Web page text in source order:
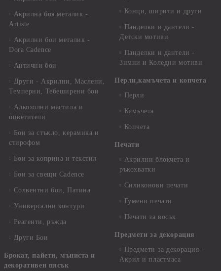
Акрилна боя металик -
Artiste
Акрилни бои металик -
Dora Cadence
Антични бои
Други - Акрилни, Маслени,
Темперни, Тебеширени бои
Алкохолни мастила и
оцветители
Бои за стъкло, керамика и
стирофом
Бои за коприна и текстил
Бои за свещи Cadence
Солвентни бои, Патина
Универсални контури
Реагенти, ръжда
Други Бои
Брокат, пайети, мъниста и
декоративен пясък
Конци, ширити и други
Панделки и дантели -
Детски мотиви
Панделки и дантели -
Зимни и Коледни мотиви
Перли,камъчета и копчета
Перли
Камъчета
Копчета
Печати
Акрилни блокчета и
ръкохватки
Силиконови печати
Гумени печати
Печати за восък
Предмети за декорация
Предмети за декорация -
Акрил и пластмаса